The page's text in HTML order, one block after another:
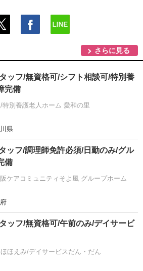
さらに見る
ッフ/無資格可/シフト相談可/特別養
完備
別養護老人ホーム 愛和の里
県
ッフ/調理師免許必須/日勤のみ/グル
備
ケアコミュニティそよ風 グループホーム
ッフ/無資格可/午前のみ/デイサービ
ほえみ/デイサービスだん・だん